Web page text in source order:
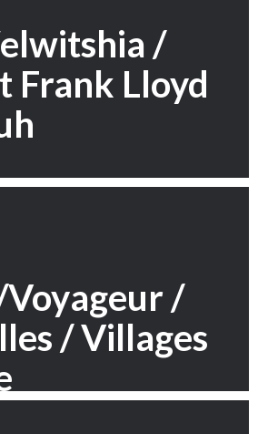
/
Frank Lloyd
/
/ Villages